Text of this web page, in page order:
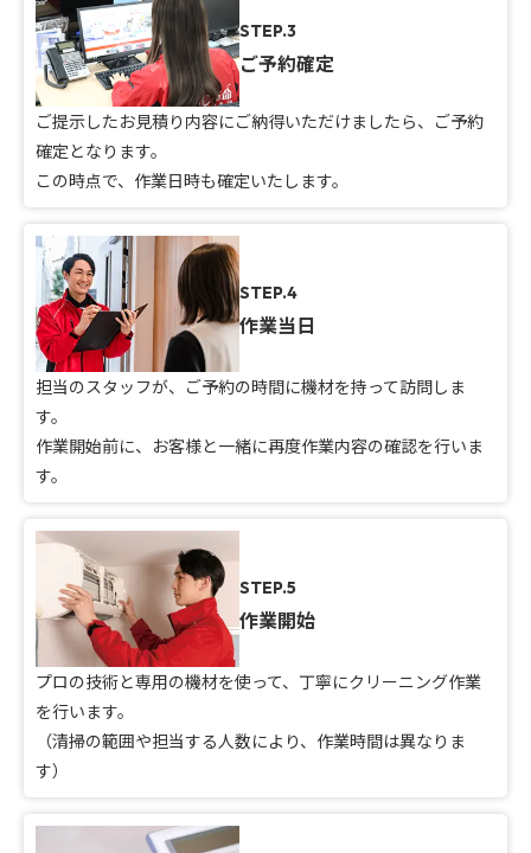
STEP.3
ご予約確定
ご提示したお見積り内容にご納得いただけましたら、ご予約
確定となります。
この時点で、作業日時も確定いたします。
STEP.4
作業当日
担当のスタッフが、ご予約の時間に機材を持って訪問しま
す。
作業開始前に、お客様と一緒に再度作業内容の確認を行いま
す。
STEP.5
作業開始
プロの技術と専用の機材を使って、丁寧にクリーニング作業
を行います。
（清掃の範囲や担当する人数により、作業時間は異なりま
す）